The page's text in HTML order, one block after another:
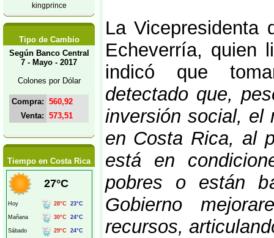
kingprince
Tipo de Cambio
Según Banco Central
7 - Mayo - 2017
Colones por Dólar
Compra: 560,92
Venta: 573,51
Tiempo en Costa Rica
La Vicepresidenta
Echeverría, quien
indicó que
detectado que,
inversión social, el
en Costa Rica, al
está en
pobres o están
Gobierno
recursos,